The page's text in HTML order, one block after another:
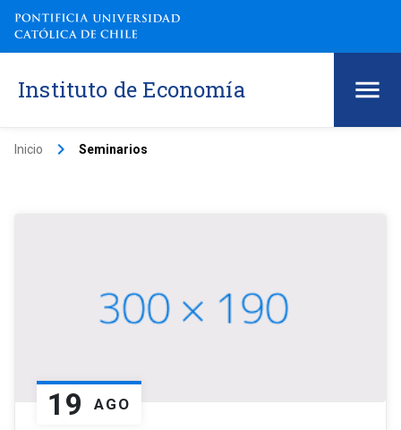
Instituto de Economía
Inicio keyboard_arrow_right Seminarios
19 AGO